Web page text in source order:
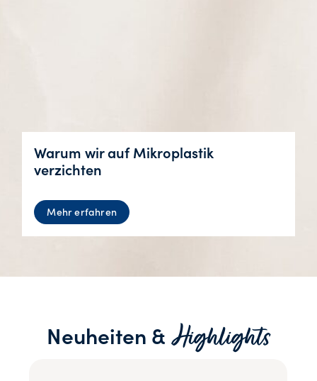
Warum wir auf Mikroplastik
verzichten
Mehr erfahren
Neuheiten & Highlights